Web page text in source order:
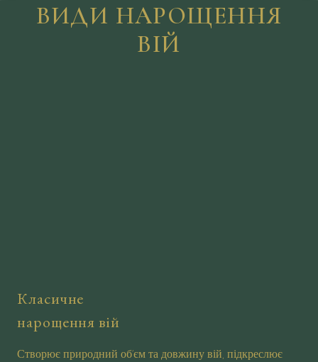
ВИДИ НАРОЩЕННЯ
ВІЙ
Класичне
нарощення вій
Створює природний об’єм та довжину вій, підкреслює